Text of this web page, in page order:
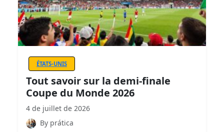
ÉTATS-UNIS
Tout savoir sur la demi-finale
Coupe du Monde 2026
4 de juillet de 2026
By prática